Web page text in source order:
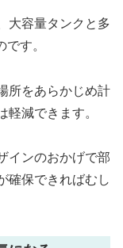
大容量タンクと多
す。
所をあらかじめ計
減できます。
インのおかげで部
確保できればむし